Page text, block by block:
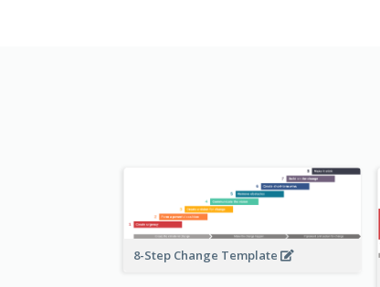
8-Step Change Template